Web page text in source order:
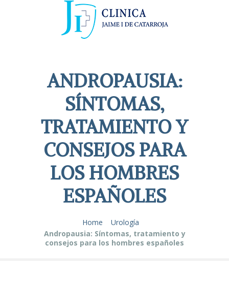
ANDROPAUSIA:
SÍNTOMAS,
TRATAMIENTO Y
CONSEJOS PARA
LOS HOMBRES
ESPAÑOLES
Home
Urología
Andropausia: Síntomas, tratamiento y
consejos para los hombres españoles